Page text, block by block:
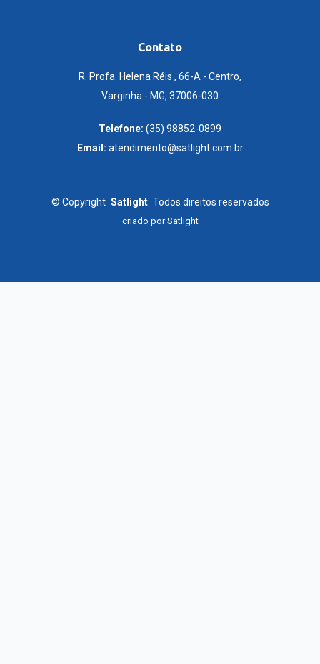
Contato
R. Profa. Helena Réis , 66-A - Centro,
Varginha - MG, 37006-030
Telefone: (35) 98852-0899
Email: atendimento@satlight.com.br
© Copyright Satlight Todos direitos reservados
criado porSatlight